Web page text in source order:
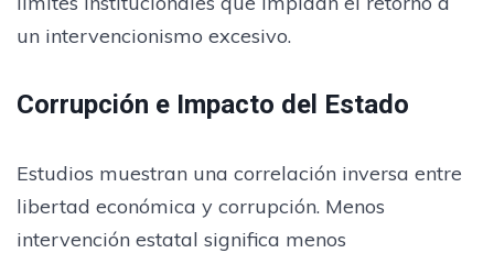
un intervencionismo excesivo.
Corrupción e Impacto del Estado
Estudios muestran una correlación inversa entre
libertad económica y corrupción. Menos
intervención estatal significa menos